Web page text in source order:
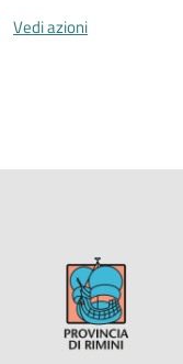
Vedi azioni